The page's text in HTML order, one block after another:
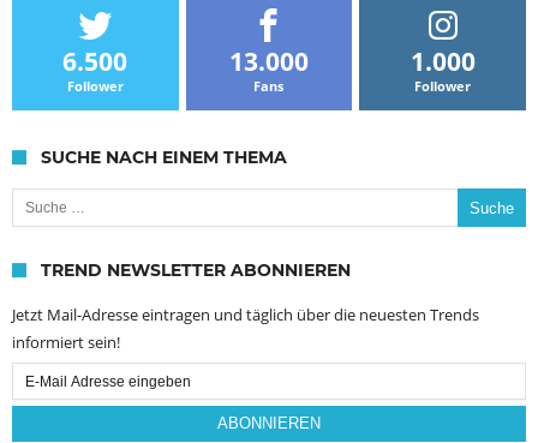
6.500
Follower
13.000
Fans
1.000
Follower
SUCHE NACH EINEM THEMA
Suche nach:
TREND NEWSLETTER ABONNIEREN
Jetzt Mail-Adresse eintragen und täglich über die neuesten Trends
informiert sein!
Email
Subscription
ABONNIEREN